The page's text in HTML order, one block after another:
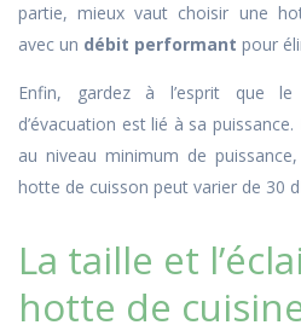
partie, mieux vaut choisir une
avec un débit performant pour
Enfin, gardez à l’esprit que le
d’évacuation est lié à sa
au niveau minimum de
hotte de cuisson peut varier de 30
La taille et
hotte de